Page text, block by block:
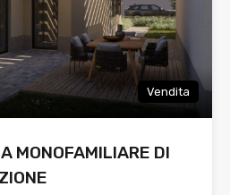
Vendita
MONOFAMILIARE DI